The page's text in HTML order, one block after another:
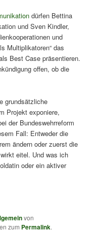
dürfen Bettina
undSven Kindler,
und
Multiplikatoren“das
Best Case präsentieren.
offen, ob die
grundsätzliche
Projekt exponiere,
der Bundeswehrreform
Fall: Entweder die
ändern oder zuerst die
eitel. Und was ich
oder ein aktiver
von
zum Permalink.